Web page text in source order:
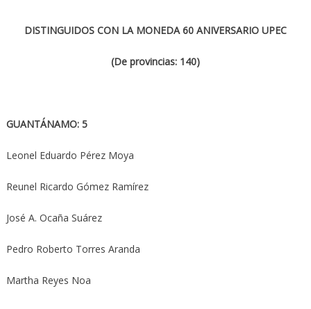
DISTINGUIDOS CON LA MONEDA 60 ANIVERSARIO UPEC
(De provincias: 140)
GUANTÁNAMO: 5
Leonel Eduardo Pérez Moya
Reunel Ricardo Gómez Ramírez
José A. Ocaña Suárez
Pedro Roberto Torres Aranda
Martha Reyes Noa